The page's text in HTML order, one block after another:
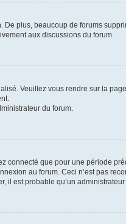
plus, beaucoup de forums
aux discussions du forum.
Veuillez vous rendre sur la
du forum.
que pour une période
au forum. Ceci n’est pas
est probable qu’un